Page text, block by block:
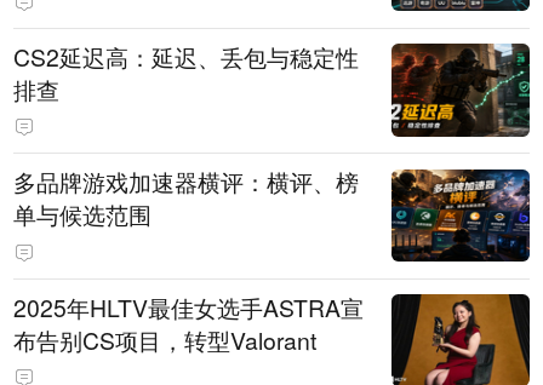
CS2延迟高：延迟、丢包与稳定性
排查
多品牌游戏加速器横评：横评、榜
单与候选范围
2025年HLTV最佳女选手ASTRA宣
布告别CS项目，转型Valorant